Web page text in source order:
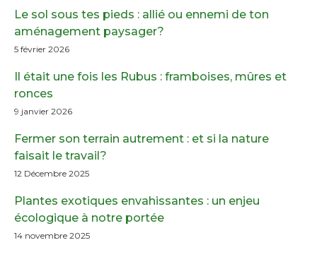
Le sol sous tes pieds : allié ou ennemi de ton
aménagement paysager?
5 février 2026
Il était une fois les Rubus : framboises, mûres et
ronces
9 janvier 2026
Fermer son terrain autrement : et si la nature
faisait le travail?
12 Décembre 2025
Plantes exotiques envahissantes : un enjeu
écologique à notre portée
14 novembre 2025